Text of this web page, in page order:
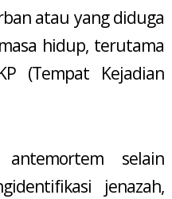
atau yang diduga
hidup, terutama
(Tempat Kejadian
selain
jenazah,